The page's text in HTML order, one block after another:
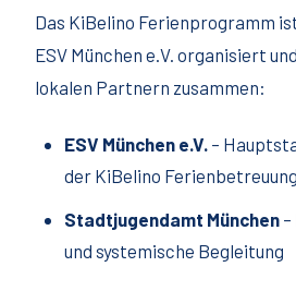
Das KiBelino Ferienprogramm
ESV München e.V. organisiert
lokalen Partnern zusammen:
ESV München e.V. –
der KiBelino Ferienbetreuung
Stadtjugendamt München
und systemische Begleitung